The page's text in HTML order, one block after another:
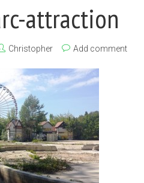
attraction
Christopher Add comment